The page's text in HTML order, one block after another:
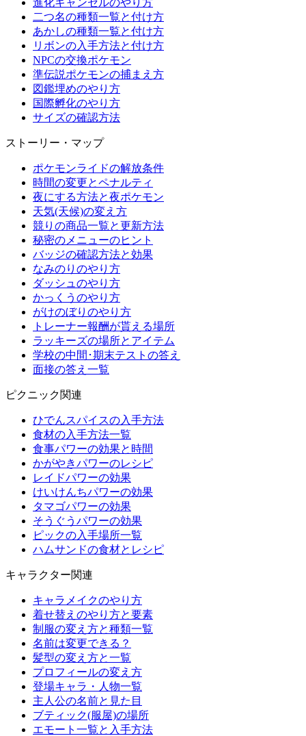
進化キャンセルのやり方
二つ名の種類一覧と付け方
あかしの種類一覧と付け方
リボンの入手方法と付け方
NPCの交換ポケモン
準伝説ポケモンの捕まえ方
図鑑埋めのやり方
国際孵化のやり方
サイズの確認方法
ストーリー・マップ
ポケモンライドの解放条件
時間の変更とペナルティ
夜にする方法と夜ポケモン
天気(天候)の変え方
競りの商品一覧と更新方法
秘密のメニューのヒント
バッジの確認方法と効果
なみのりのやり方
ダッシュのやり方
かっくうのやり方
がけのぼりのやり方
トレーナー報酬が貰える場所
ラッキーズの場所とアイテム
学校の中間･期末テストの答え
面接の答え一覧
ピクニック関連
ひでんスパイスの入手方法
食材の入手方法一覧
食事パワーの効果と時間
かがやきパワーのレシピ
レイドパワーの効果
けいけんちパワーの効果
タマゴパワーの効果
そうぐうパワーの効果
ピックの入手場所一覧
ハムサンドの食材とレシピ
キャラクター関連
キャラメイクのやり方
着せ替えのやり方と要素
制服の変え方と種類一覧
名前は変更できる？
髪型の変え方と一覧
プロフィールの変え方
登場キャラ・人物一覧
主人公の名前と見た目
ブティック(服屋)の場所
エモート一覧と入手方法